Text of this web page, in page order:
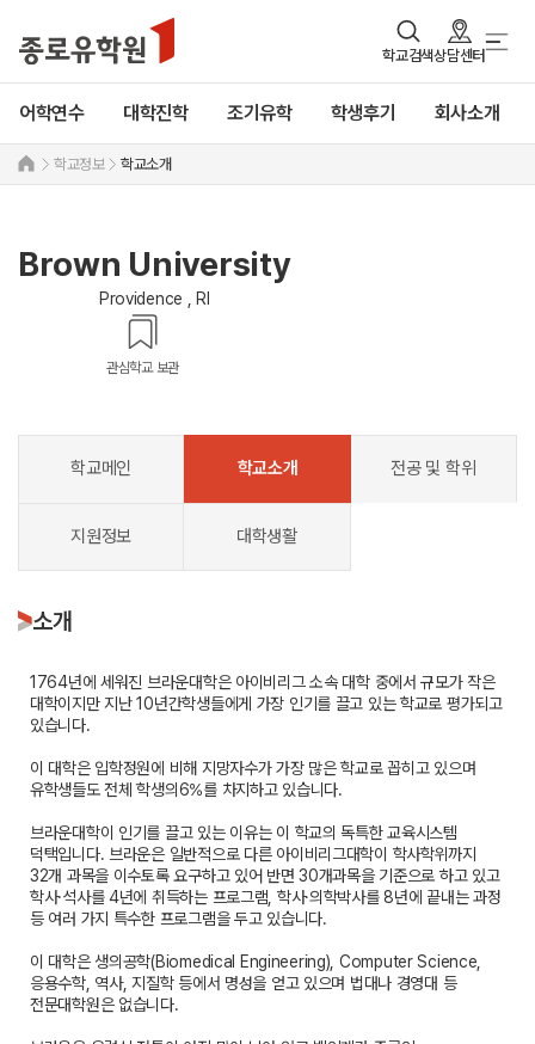
학교검색상담센터
어학연수 대학진학 조기유학 학생후기 회사소개
학교정보 학교소개
Brown University
Providence , RI
관심학교 보관
학교메인 학교소개 전공 및 학위
지원정보 대학생활
소개
1764년에 세워진 브라운대학은 아이비리그 소속 대학 중에서 규모가 작은
대학이지만 지난 10년간학생들에게 가장 인기를 끌고 있는 학교로 평가되고
있습니다.
이 대학은 입학정원에 비해 지망자수가 가장 많은 학교로 꼽히고 있으며
유학생들도 전체 학생의6%를 차지하고 있습니다.
브라운대학이 인기를 끌고 있는 이유는 이 학교의 독특한 교육시스템
덕택입니다. 브라운은 일반적으로 다른 아이비리그대학이 학사학위까지
32개 과목을 이수토록 요구하고 있어 반면 30개과목을 기준으로 하고 있고
학사·석사를 4년에 취득하는 프로그램, 학사·의학박사를 8년에 끝내는 과정
등 여러 가지 특수한 프로그램을 두고 있습니다.
이 대학은 생의공학(Biomedical Engineering), Computer Science,
응용수학, 역사, 지질학 등에서 명성을 얻고 있으며 법대나 경영대 등
전문대학원은 없습니다.